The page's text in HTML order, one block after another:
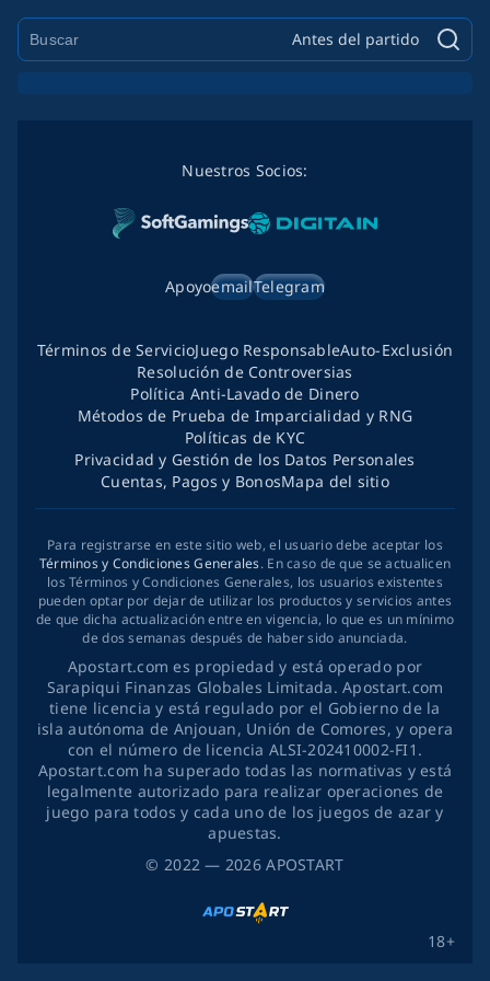
Antes del partido
© 2022 — 2026APOSTART
Nuestros Socios:
ApoyoemailTelegram
18+
Términos de ServicioJuego ResponsableAuto-Exclusión
Resolución de Controversias
Política Anti-Lavado de Dinero
Métodos de Prueba de Imparcialidad y RNG
Políticas de KYC
Privacidad y Gestión de los Datos Personales
Cuentas, Pagos y BonosMapa del sitio
Para registrarse en este sitio web, el usuario debe aceptar los
Términos y Condiciones Generales. En caso de que se actualicen
los Términos y Condiciones Generales, los usuarios existentes
pueden optar por dejar de utilizar los productos y servicios antes
de que dicha actualización entre en vigencia, lo que es un mínimo
de dos semanas después de haber sido anunciada.
Apostart.com es propiedad y está operado por
Sarapiqui Finanzas Globales Limitada. Apostart.com
tiene licencia y está regulado por el Gobierno de la
isla autónoma de Anjouan, Unión de Comores, y opera
con el número de licencia ALSI-202410002-FI1.
Apostart.com ha superado todas las normativas y está
legalmente autorizado para realizar operaciones de
juego para todos y cada uno de los juegos de azar y
apuestas.